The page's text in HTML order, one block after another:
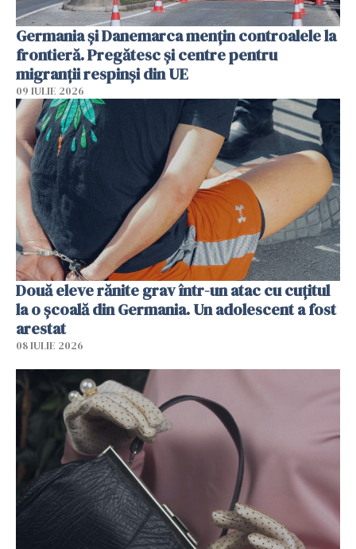
Germania și Danemarca mențin controalele la
frontieră. Pregătesc și centre pentru
migranții respinși din UE
09 IULIE 2026
Două eleve rănite grav într-un atac cu cuțitul
la o școală din Germania. Un adolescent a fost
arestat
08 IULIE 2026